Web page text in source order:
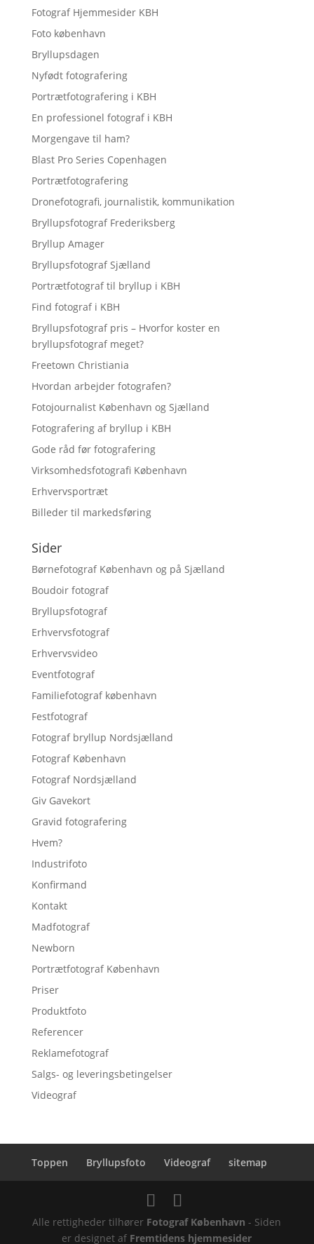
Fotograf Hjemmesider KBH
Foto københavn
Bryllupsdagen
Nyfødt fotografering
Portrætfotografering i KBH
En professionel fotograf i KBH
Morgengave til ham?
Blast Pro Series Copenhagen
Portrætfotografering
Dronefotografi, journalistik, kommunikation
Bryllupsfotograf Frederiksberg
Bryllup Amager
Bryllupsfotograf Sjælland
Portrætfotograf til bryllup i KBH
Find fotograf i KBH
Bryllupsfotograf pris – Hvorfor koster en
bryllupsfotograf meget?
Freetown Christiania
Hvordan arbejder fotografen?
Fotojournalist København og Sjælland
Fotografering af bryllup i KBH
Gode råd før fotografering
Virksomhedsfotografi København
Erhvervsportræt
Billeder til markedsføring
Sider
Børnefotograf København og på Sjælland
Boudoir fotograf
Bryllupsfotograf
Erhvervsfotograf
Erhvervsvideo
Eventfotograf
Familiefotograf københavn
Festfotograf
Fotograf bryllup Nordsjælland
Fotograf København
Fotograf Nordsjælland
Giv Gavekort
Gravid fotografering
Hvem?
Industrifoto
Konfirmand
Kontakt
Madfotograf
Newborn
Portrætfotograf København
Priser
Produktfoto
Referencer
Reklamefotograf
Salgs- og leveringsbetingelser
Videograf
Toppen Bryllupsfoto Videograf sitemap
Alle rettigheder tilhører Fotograf København - Siden
er designet af Fremtidens hjemmesider